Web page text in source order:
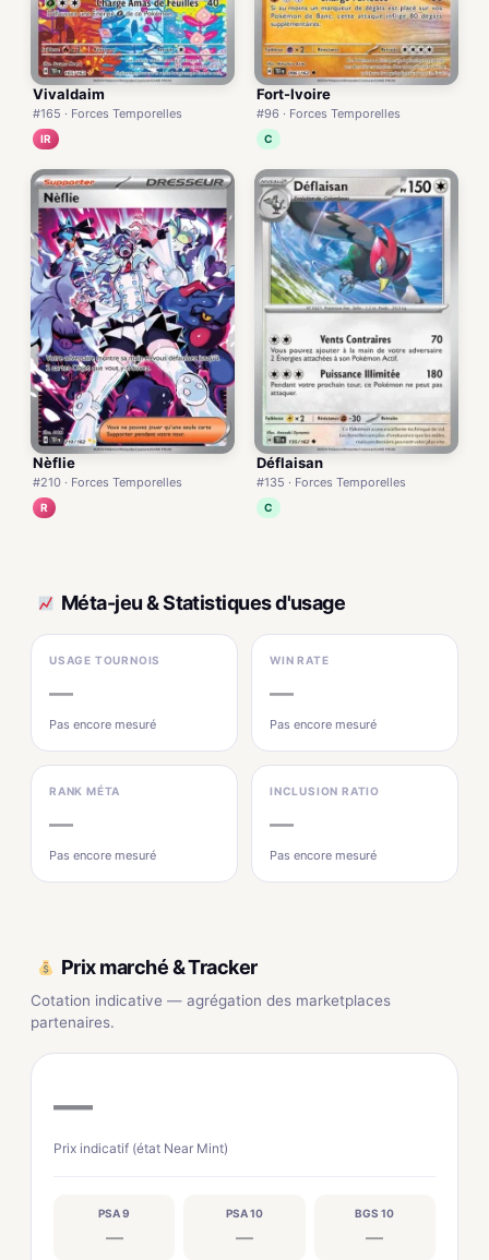
Vivaldaim
#165 · Forces Temporelles
IR
Fort-Ivoire
#96 · Forces Temporelles
C
Nèflie
#210 · Forces Temporelles
R
Déflaisan
#135 · Forces Temporelles
C
Méta-jeu & Statistiques d'usage
USAGE TOURNOIS
—
Pas encore mesuré
WIN RATE
—
Pas encore mesuré
RANK MÉTA
—
Pas encore mesuré
INCLUSION RATIO
—
Pas encore mesuré
Prix marché & Tracker
Cotation indicative — agrégation des marketplaces
partenaires.
—
Prix indicatif (état Near Mint)
PSA 9
—
PSA 10
—
BGS 10
—